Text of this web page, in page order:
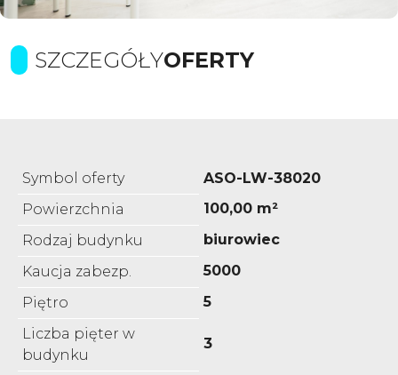
SZCZEGÓŁYOFERTY
Symbol oferty
ASO-LW-38020
Powierzchnia
100,00 m²
Rodzaj budynku
biurowiec
Kaucja zabezp.
5000
Piętro
5
Liczba pięter w
budynku
3